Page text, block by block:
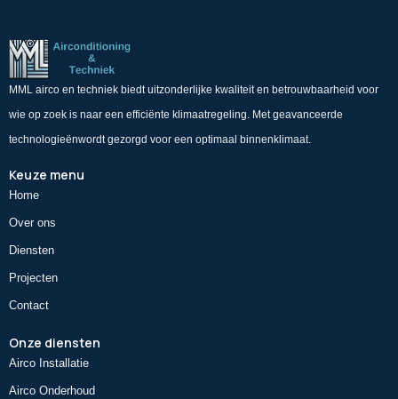
MML airco en techniek biedt uitzonderlijke kwaliteit en betrouwbaarheid voor
wie op zoek is naar een efficiënte klimaatregeling. Met geavanceerde
technologieënwordt gezorgd voor een optimaal binnenklimaat.
Keuze menu
Home
Over ons
Diensten
Projecten
Contact
Onze diensten
Airco Installatie
Airco Onderhoud